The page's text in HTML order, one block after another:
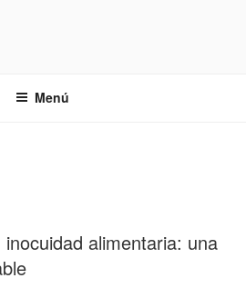
Menú
alimentaria: una